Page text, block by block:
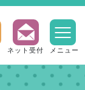
メニュー
ネット受付